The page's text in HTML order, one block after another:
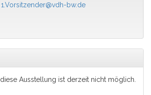
1.Vorsitzender@vdh-bw.de
Ausstellung ist derzeit nicht möglich.